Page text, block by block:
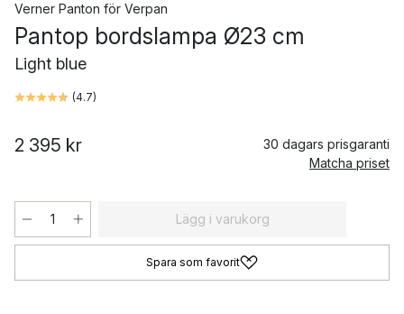
Verner Panton för Verpan
Pantop bordslampa Ø23 cm
Light blue
(4.7)
2 395 kr
30 dagars prisgaranti
Matcha priset
Lägg i varukorg
Spara som favorit